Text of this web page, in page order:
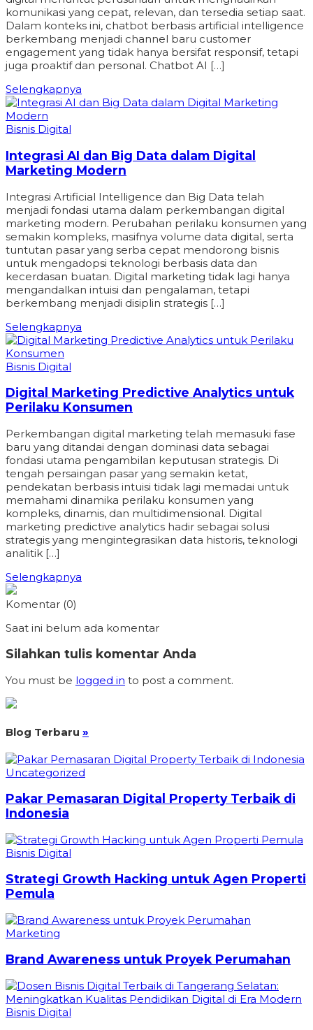
komunikasi yang cepat, relevan, dan tersedia setiap saat.
Dalam konteks ini, chatbot berbasis artificial intelligence
berkembang menjadi channel baru customer
engagement yang tidak hanya bersifat responsif, tetapi
juga proaktif dan personal. Chatbot AI […]
Selengkapnya
Bisnis Digital
Integrasi AI dan Big Data dalam Digital
Marketing Modern
Integrasi Artificial Intelligence dan Big Data telah
menjadi fondasi utama dalam perkembangan digital
marketing modern. Perubahan perilaku konsumen yang
semakin kompleks, masifnya volume data digital, serta
tuntutan pasar yang serba cepat mendorong bisnis
untuk mengadopsi teknologi berbasis data dan
kecerdasan buatan. Digital marketing tidak lagi hanya
mengandalkan intuisi dan pengalaman, tetapi
berkembang menjadi disiplin strategis […]
Selengkapnya
Bisnis Digital
Digital Marketing Predictive Analytics untuk
Perilaku Konsumen
Perkembangan digital marketing telah memasuki fase
baru yang ditandai dengan dominasi data sebagai
fondasi utama pengambilan keputusan strategis. Di
tengah persaingan pasar yang semakin ketat,
pendekatan berbasis intuisi tidak lagi memadai untuk
memahami dinamika perilaku konsumen yang
kompleks, dinamis, dan multidimensional. Digital
marketing predictive analytics hadir sebagai solusi
strategis yang mengintegrasikan data historis, teknologi
analitik […]
Selengkapnya
Komentar (0)
Saat ini belum ada komentar
Silahkan tulis komentar Anda
You must be logged in to post a comment.
Blog Terbaru »
Uncategorized
Pakar Pemasaran Digital Property Terbaik di
Indonesia
Bisnis Digital
Strategi Growth Hacking untuk Agen Properti
Pemula
Marketing
Brand Awareness untuk Proyek Perumahan
Bisnis Digital